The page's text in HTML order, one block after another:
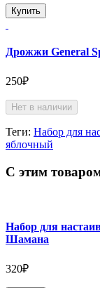
Купить
Дрожжи General
250₽
Нет в наличии
Теги: Набор для
яблочный
С этим
Набор для
Шамана
320₽